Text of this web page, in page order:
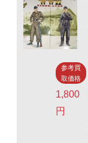
参考買
取価格
1,800
円